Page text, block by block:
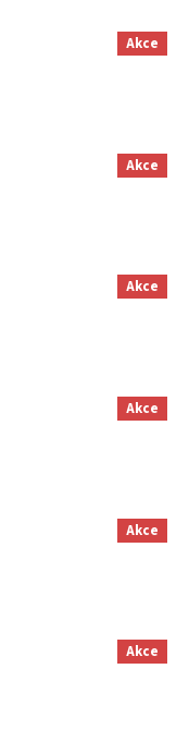
Akce
Akce
Akce
Akce
Akce
Akce